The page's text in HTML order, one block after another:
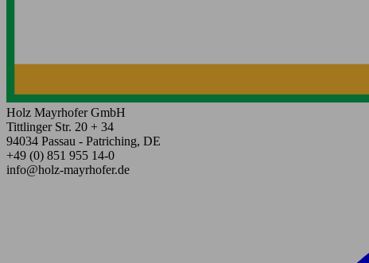
Holz Mayrhofer GmbH
Tittlinger Str. 20 + 34
94034 Passau - Patriching, DE
+49 (0) 851 955 14-0
info@holz-mayrhofer.de